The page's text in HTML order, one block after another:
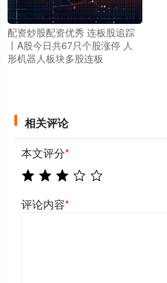
配资炒股配资优秀 连板股追踪
丨A股今日共67只个股涨停 人
形机器人板块多股连板
相关评论
本文评分*
评论内容*